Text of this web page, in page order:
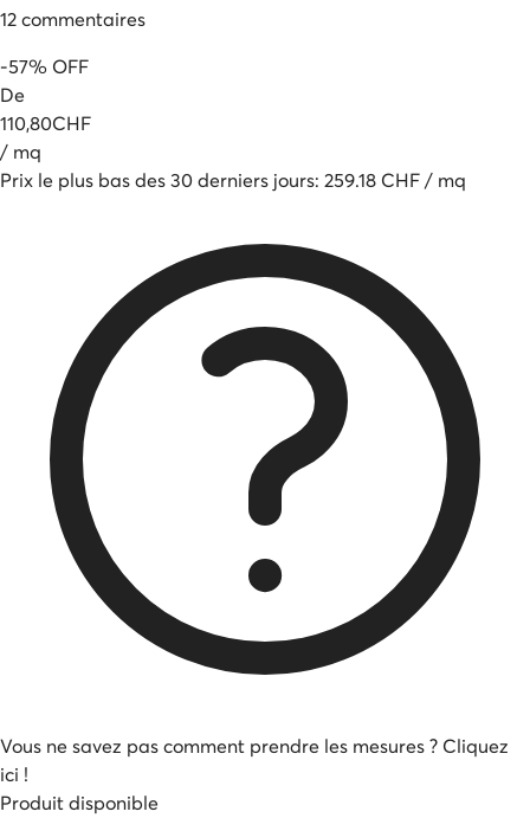
12commentaires
-57% OFF
De
110,80CHF
/ mq
Prix le plus bas des 30 derniers jours: 259.18 CHF/ mq
Vous ne savez pas comment prendre les mesures ? Cliquez
ici !
Produit disponible